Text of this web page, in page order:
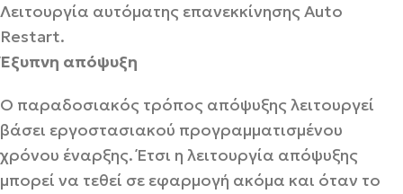
Λειτουργία αυτόματης επανεκκίνησης Auto
Restart.
Έξυπνη απόψυξη
Ο παραδοσιακός τρόπος απόψυξης λειτουργεί
βάσει εργοστασιακού προγραμματισμένου
χρόνου έναρξης. Έτσι η λειτουργία απόψυξης
μπορεί να τεθεί σε εφαρμογή ακόμα και όταν το